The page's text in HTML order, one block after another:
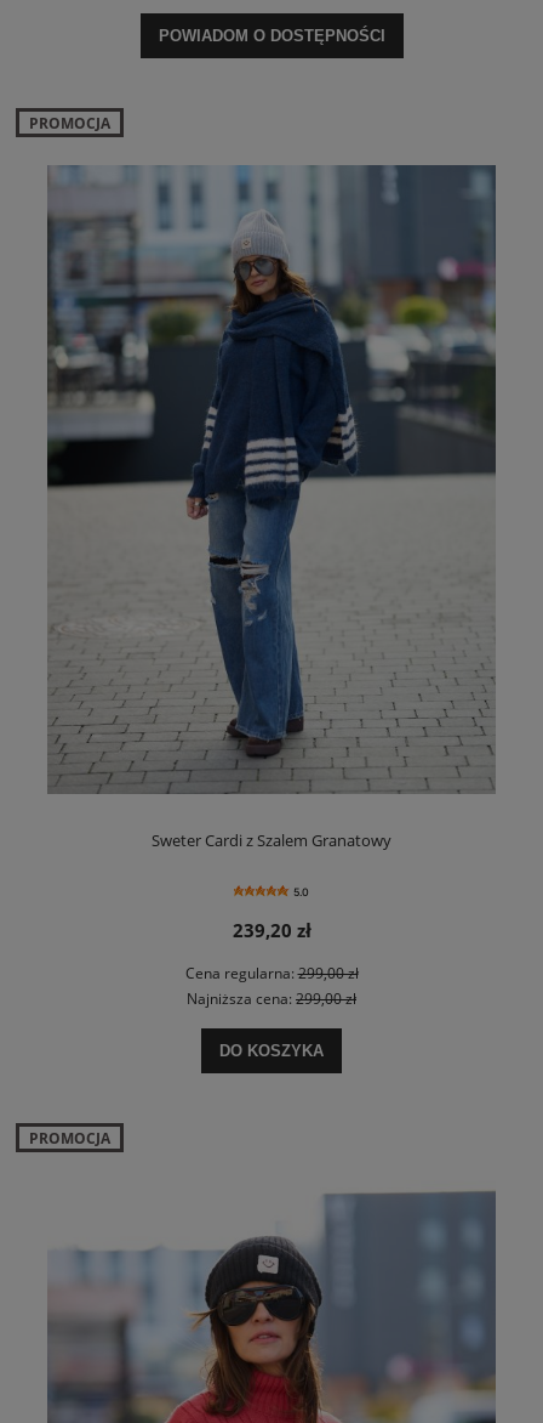
POWIADOM O DOSTĘPNOŚCI
Sweter Cardi z Szalem Granatowy
5.0
239,20 zł
Cena regularna:299,00 zł
Najniższa cena: 299,00 zł
DO KOSZYKA
PROMOCJA
PROMOCJA